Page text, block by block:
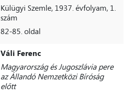
Külügyi Szemle, 1937. évfolyam, 1.
szám
82-85. oldal
Váli Ferenc
Magyarország és Jugoszlávia pere
az Állandó Nemzetközi Bíróság
előtt